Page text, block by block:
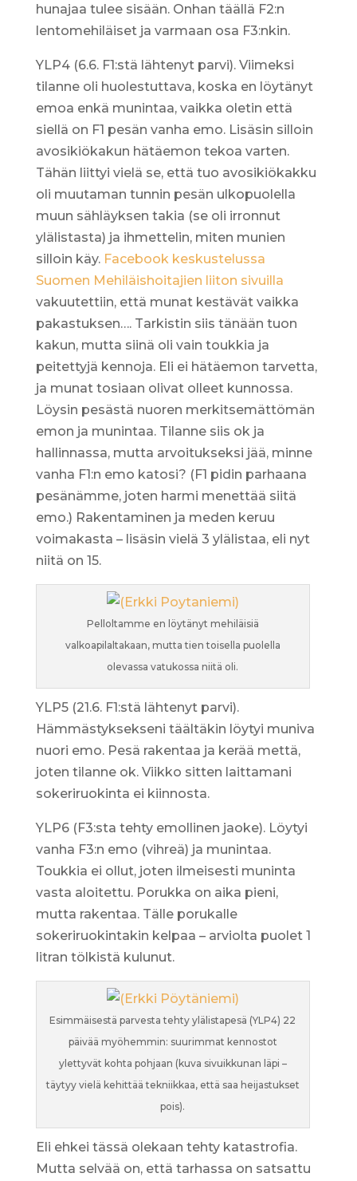
hunajaa tulee sisään. Onhan täällä F2:n
lentomehiläiset ja varmaan osa F3:nkin.
YLP4 (6.6. F1:stä lähtenyt parvi). Viimeksi
tilanne oli huolestuttava, koska en löytänyt
emoa enkä munintaa, vaikka oletin että
siellä on F1 pesän vanha emo. Lisäsin silloin
avosikiökakun hätäemon tekoa varten.
Tähän liittyi vielä se, että tuo avosikiökakku
oli muutaman tunnin pesän ulkopuolella
muun sähläyksen takia (se oli irronnut
ylälistasta) ja ihmettelin, miten munien
silloin käy. Facebook keskustelussa
Suomen Mehiläishoitajien liiton sivuilla
vakuutettiin, että munat kestävät vaikka
pakastuksen…. Tarkistin siis tänään tuon
kakun, mutta siinä oli vain toukkia ja
peitettyjä kennoja. Eli ei hätäemon tarvetta,
ja munat tosiaan olivat olleet kunnossa.
Löysin pesästä nuoren merkitsemättömän
emon ja munintaa. Tilanne siis ok ja
hallinnassa, mutta arvoitukseksi jää, minne
vanha F1:n emo katosi? (F1 pidin parhaana
pesänämme, joten harmi menettää siitä
emo.) Rakentaminen ja meden keruu
voimakasta – lisäsin vielä 3 ylälistaa, eli nyt
niitä on 15.
Pelloltamme en löytänyt mehiläisiä
valkoapilaltakaan, mutta tien toisella puolella
olevassa vatukossa niitä oli.
YLP5 (21.6. F1:stä lähtenyt parvi).
Hämmästyksekseni täältäkin löytyi muniva
nuori emo. Pesä rakentaa ja kerää mettä,
joten tilanne ok. Viikko sitten laittamani
sokeriruokinta ei kiinnosta.
YLP6 (F3:sta tehty emollinen jaoke). Löytyi
vanha F3:n emo (vihreä) ja munintaa.
Toukkia ei ollut, joten ilmeisesti muninta
vasta aloitettu. Porukka on aika pieni,
mutta rakentaa. Tälle porukalle
sokeriruokintakin kelpaa – arviolta puolet 1
litran tölkistä kulunut.
Esimmäisestä parvesta tehty ylälistapesä (YLP4) 22
päivää myöhemmin: suurimmat kennostot
ylettyvät kohta pohjaan (kuva sivuikkunan läpi –
täytyy vielä kehittää tekniikkaa, että saa heijastukset
pois).
Eli ehkei tässä olekaan tehty katastrofia.
Mutta selvää on, että tarhassa on satsattu